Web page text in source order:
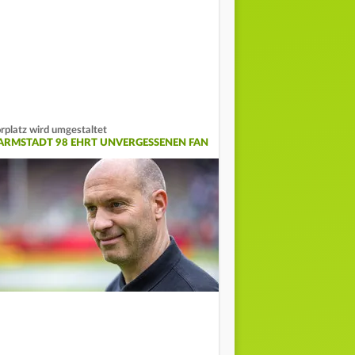
wird umgestaltet
98 EHRT UNVERGESSENEN FAN